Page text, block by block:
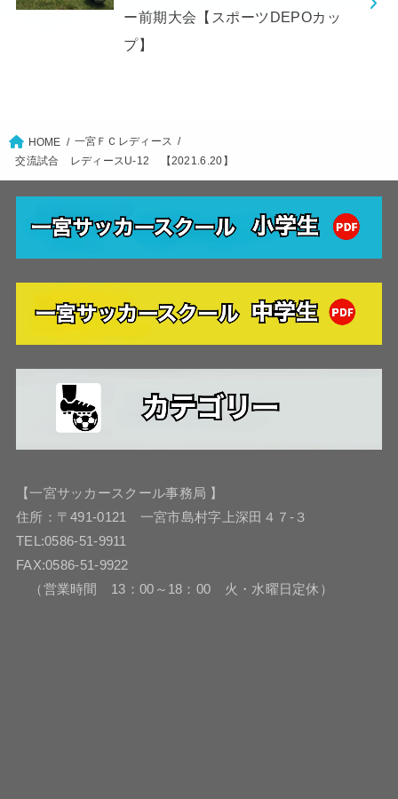
ー前期大会【スポーツDEPOカッ
プ】
HOME
一宮ＦＣレディース
交流試合 レディースU-12 【2021.6.20】
【一宮サッカースクール事務局 】
住所：〒491-0121 一宮市島村字上深田４７-３
TEL:0586-51-9911
FAX:0586-51-9922
（営業時間 13：00～18：00 火・水曜日定休）